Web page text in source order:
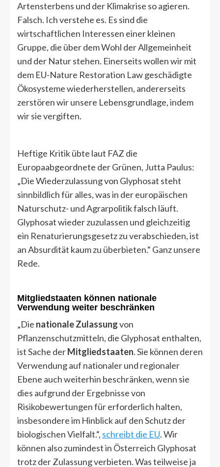
Artensterbens und der Klimakrise so agieren.
Falsch. Ich verstehe es. Es sind die
wirtschaftlichen Interessen einer kleinen
Gruppe, die über dem Wohl der Allgemeinheit
und der Natur stehen. Einerseits wollen wir mit
dem EU-Nature Restoration Law geschädigte
Ökosysteme wiederherstellen, andererseits
zerstören wir unsere Lebensgrundlage, indem
wir sie vergiften.
Heftige Kritik übte laut FAZ die
Europaabgeordnete der Grünen, Jutta Paulus:
„Die Wiederzulassung von Glyphosat steht
sinnbildlich für alles, was in der europäischen
Naturschutz- und Agrarpolitik falsch läuft.
Glyphosat wieder zuzulassen und gleichzeitig
ein Renaturierungsgesetz zu verabschieden, ist
an Absurdität kaum zu überbieten.“ Ganz unsere
Rede.
Mitgliedstaaten können nationale
Verwendung weiter beschränken
„Die nationale Zulassungvon
Pflanzenschutzmitteln, die Glyphosat enthalten,
ist Sache derMitgliedstaaten. Sie können deren
Verwendung auf nationaler und regionaler
Ebene auch weiterhin beschränken, wenn sie
dies aufgrund der Ergebnisse von
Risikobewertungen für erforderlich halten,
insbesondere im Hinblick auf den Schutz der
biologischen Vielfalt.“, schreibt die EU. Wir
können also zumindest in Österreich Glyphosat
trotz der Zulassung verbieten. Was teilweise ja